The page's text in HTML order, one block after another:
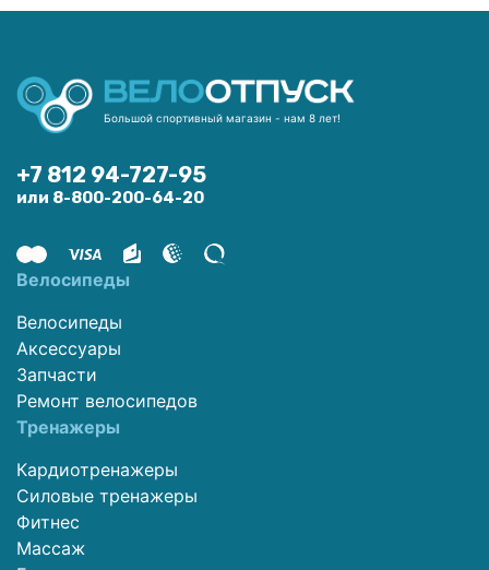
Большой спортивный магазин - нам 8 лет!
+7 812 94-727-95
или 8-800-200-64-20
Велосипеды
Велосипеды
Аксессуары
Запчасти
Ремонт велосипедов
Тренажеры
Кардиотренажеры
Силовые тренажеры
Фитнес
Массаж